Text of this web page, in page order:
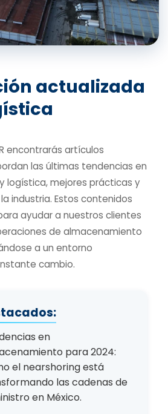
actualizada
encontrarás artículos
las últimas tendencias en
logística, mejores prácticas y
industria. Estos contenidos
ayudar a nuestros clientes
de almacenamiento
a un entorno
cambio.
en
para 2024:
el nearshoring está
las cadenas de
en México.